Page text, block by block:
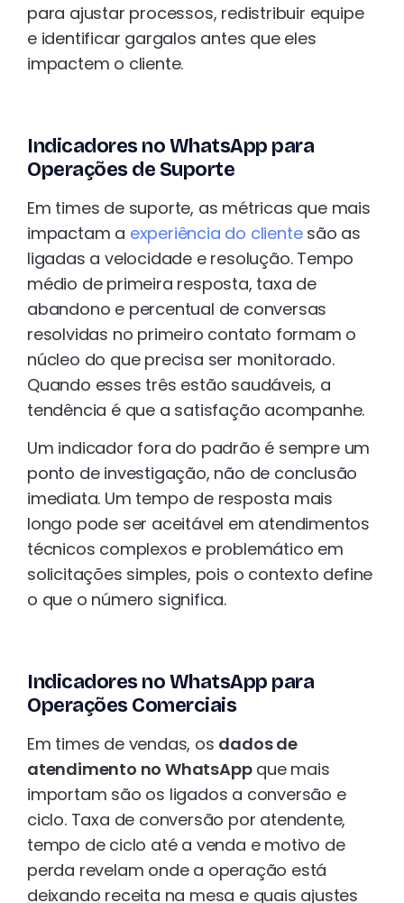
para ajustar processos, redistribuir equipe
e identificar gargalos antes que eles
impactem o cliente.
Indicadores no WhatsApp para
Operações de Suporte
Em times de suporte, as métricas que mais
impactam a experiência do clientesão as
ligadas a velocidade e resolução. Tempo
médio de primeira resposta, taxa de
abandono e percentual de conversas
resolvidas no primeiro contato formam o
núcleo do que precisa ser monitorado.
Quando esses três estão saudáveis, a
tendência é que a satisfação acompanhe.
Um indicador fora do padrão é sempre um
ponto de investigação, não de conclusão
imediata. Um tempo de resposta mais
longo pode ser aceitável em atendimentos
técnicos complexos e problemático em
solicitações simples, pois o contexto define
o que o número significa.
Indicadores no WhatsApp para
Operações Comerciais
Em times de vendas, os dados de
atendimento no WhatsAppque mais
importam são os ligados a conversão e
ciclo. Taxa de conversão por atendente,
tempo de ciclo até a venda e motivo de
perda revelam onde a operação está
deixando receita na mesa e quais ajustes